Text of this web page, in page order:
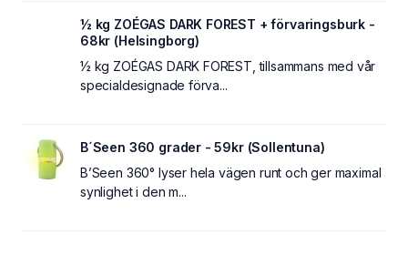
½ kg ZOÉGAS DARK FOREST + förvaringsburk -
68kr (Helsingborg)
½ kg ZOÉGAS DARK FOREST, tillsammans med vår
specialdesignade förva...
B´Seen 360 grader - 59kr (Sollentuna)
B’Seen 360° lyser hela vägen runt och ger maximal
synlighet i den m...